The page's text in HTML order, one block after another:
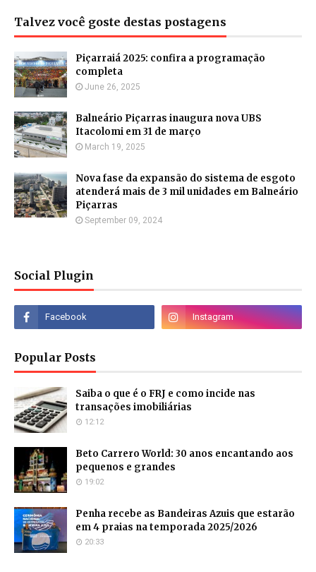
Talvez você goste destas postagens
Piçarraiá 2025: confira a programação
completa
June 26, 2025
Balneário Piçarras inaugura nova UBS
Itacolomi em 31 de março
March 19, 2025
Nova fase da expansão do sistema de esgoto
atenderá mais de 3 mil unidades em Balneário
Piçarras
September 09, 2024
Social Plugin
Popular Posts
Saiba o que é o FRJ e como incide nas
transações imobiliárias
12:12
Beto Carrero World: 30 anos encantando aos
pequenos e grandes
19:02
Penha recebe as Bandeiras Azuis que estarão
em 4 praias na temporada 2025/2026
20:33